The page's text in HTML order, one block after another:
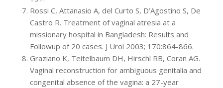
Rossi C, Attanasio A, del Curto S, D’Agostino S, De
Castro R. Treatment of vaginal atresia at a
missionary hospital in Bangladesh: Results and
Followup of 20 cases. J Urol 2003; 170:864-866.
Graziano K, Teitelbaum DH, Hirschl RB, Coran AG.
Vaginal reconstruction for ambiguous genitalia and
congenital absence of the vagina: a 27-year